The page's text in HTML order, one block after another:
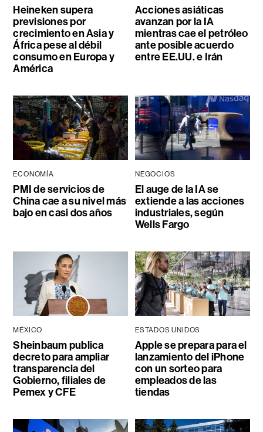
Heineken supera
previsiones por
crecimiento en Asia y
África pese al débil
consumo en Europa y
América
Acciones asiáticas
avanzan por la IA
mientras cae el petróleo
ante posible acuerdo
entre EE.UU. e Irán
ECONOMÍA
PMI de servicios de
China cae a su nivel más
bajo en casi dos años
NEGOCIOS
El auge de la IA se
extiende a las acciones
industriales, según
Wells Fargo
MÉXICO
Sheinbaum publica
decreto para ampliar
transparencia del
Gobierno, filiales de
Pemex y CFE
ESTADOS UNIDOS
Apple se prepara para el
lanzamiento del iPhone
con un sorteo para
empleados de las
tiendas